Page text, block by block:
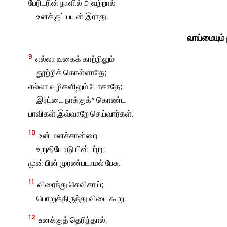
பேரிடரின் நாளில் அவற்றால்
உனக்குப் பயன் இராது.
9 எல்லா வகைக் காற்றிலும்
தூற்றிக் கொள்ளாதே;
எல்லா வழிகளிலும் போகாதே;
இரட்டை நாக்குக்* கொண்ட
பாவிகள் இவ்வாறே செய்வார்கள்.
10 உன் மனச்சான்றை
உறுதியோடு பின்பற்று;
முன் பின் முரண்படாமல் பேசு.
11 விரைந்து செவிசாய்;
பொறுத்திருந்து விடை கூறு.
12 உனக்குத் தெரிந்தால்,